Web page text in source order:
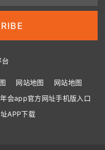
台
网站地图
网站地图
会app官方网址手机版入口
APP下载